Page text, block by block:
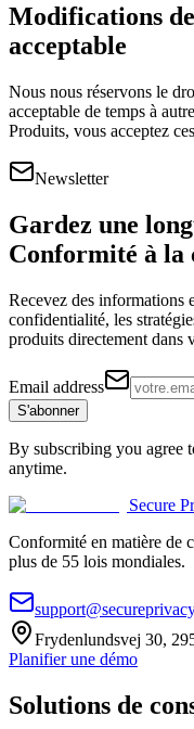
Modifications
acceptable
Nous nous réservons le
acceptable de temps à
Produits, vous acceptez
Newsletter
Gardez une
Conformité à la
Recevez des informations
confidentialité, les
produits directement dans
Email address
S'abonner
By subscribing you agree
anytime.
Secure
Conformité en matière de
plus de 55 lois mondiales.
Frydenlundsvej 30,
Planifier une démo
Solutions de